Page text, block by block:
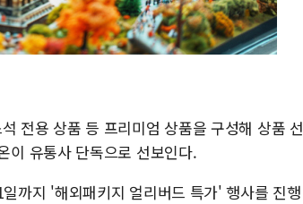
전용 상품 등 프리미엄 상품을 구성해 상품 선
이 유통사 단독으로 선보인다.
까지 '해외패키지 얼리버드 특가' 행사를 진행